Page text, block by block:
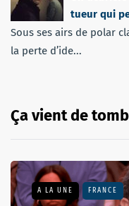
tueur qui
Sous ses airs de polar
la perte d’ide...
Ça vient de
A LA UNE FRANCE